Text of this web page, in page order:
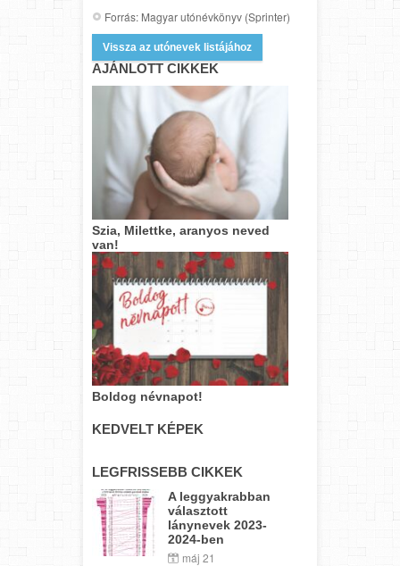
Forrás: Magyar utónévkönyv (Sprinter)
Vissza az utónevek listájához
AJÁNLOTT CIKKEK
Szia, Milettke, aranyos neved
van!
Boldog névnapot!
KEDVELT KÉPEK
LEGFRISSEBB CIKKEK
A leggyakrabban
választott
lánynevek 2023-
2024-ben
máj 21